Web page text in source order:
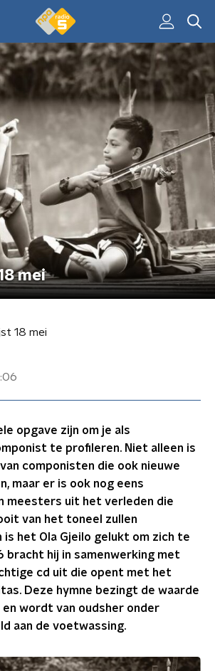
mei
18 mei
opgave zijn om je als
te profileren. Niet alleen is
componisten die ook nieuwe
maar er is ook nog eens
meesters uit het verleden die
van het toneel zullen
is het Ola Gjeilo gelukt om zich te
bracht hij in samenwerking met
cd uit die opent met het
Deze hymne bezingt de waarde
en wordt van oudsher onder
aan de voetwassing.